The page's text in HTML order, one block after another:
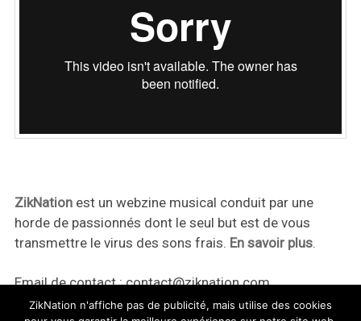
ZikNationest un webzine musical conduit par une
horde de passionnés dont le seul but est de vous
transmettre le virus des sons frais. En savoir plus.
Email de contact :contact@ziknation.com
ZikNation n'affiche pas de publicité, mais utilise des cookies